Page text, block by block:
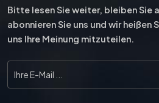
Bitte lesen Sie weiter, bleiben Sie
abonnieren Sie uns und wir heißen
uns Ihre Meinung mitzuteilen.